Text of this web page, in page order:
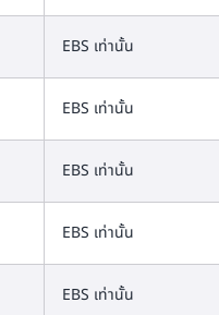
EBS เท่านั้น
EBS เท่านั้น
EBS เท่านั้น
EBS เท่านั้น
EBS เท่านั้น